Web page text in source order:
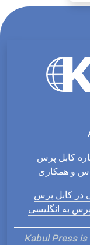
کابل پرس
و همکاری
در کابل پرس
به انگلیسی
Kabul Press